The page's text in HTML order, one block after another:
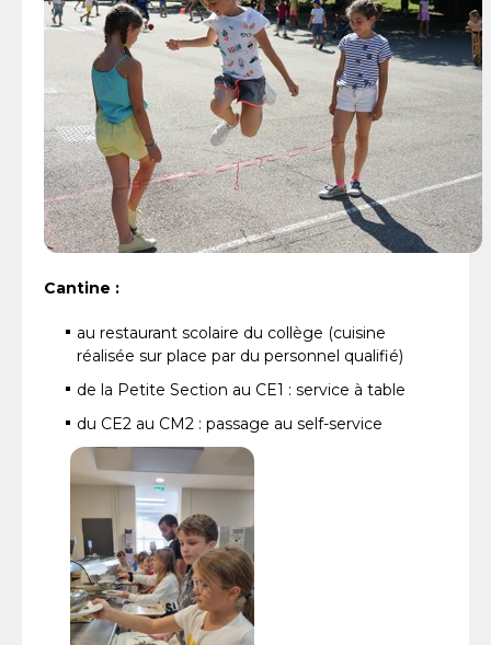
Cantine :
au restaurant scolaire du collège (cuisine
réalisée sur place par du personnel qualifié)
de la Petite Section au CE1 : service à table
du CE2 au CM2 : passage au self-service